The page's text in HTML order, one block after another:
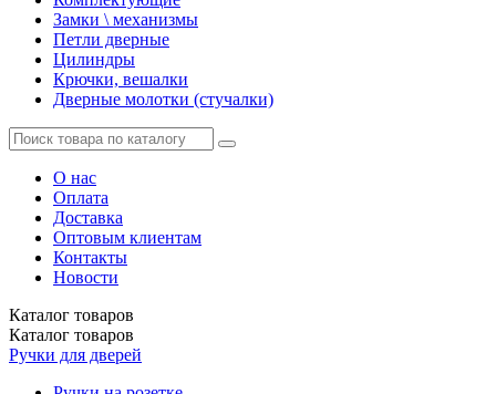
Замки \ механизмы
Петли дверные
Цилиндры
Крючки, вешалки
Дверные молотки (стучалки)
О нас
Оплата
Доставка
Оптовым клиентам
Контакты
Новости
Каталог товаров
Каталог товаров
Ручки для дверей